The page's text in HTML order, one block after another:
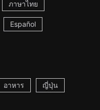
ภาษาไทย
Español
อาหาร ญี่ปุ่น